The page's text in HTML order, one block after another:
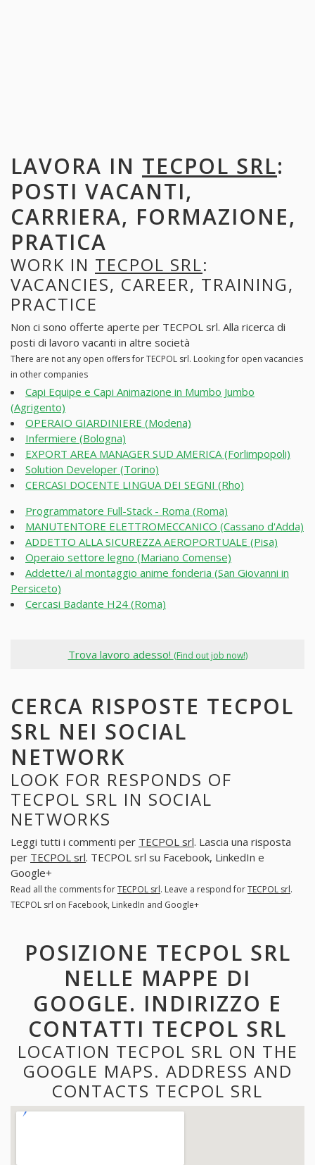
LAVORA IN TECPOL SRL:
POSTI VACANTI,
CARRIERA, FORMAZIONE,
PRATICA
WORK IN TECPOL SRL:
VACANCIES, CAREER, TRAINING,
PRACTICE
Non ci sono offerte aperte per TECPOL srl. Alla ricerca di
posti di lavoro vacanti in altre società
There are not any open offers for TECPOL srl. Looking for open vacancies
in other companies
Capi Equipe e Capi Animazione in Mumbo Jumbo
(Agrigento)
OPERAIO GIARDINIERE (Modena)
Infermiere (Bologna)
EXPORT AREA MANAGER SUD AMERICA (Forlimpopoli)
Solution Developer (Torino)
CERCASI DOCENTE LINGUA DEI SEGNI (Rho)
Programmatore Full-Stack - Roma (Roma)
MANUTENTORE ELETTROMECCANICO (Cassano d'Adda)
ADDETTO ALLA SICUREZZA AEROPORTUALE (Pisa)
Operaio settore legno (Mariano Comense)
Addette/i al montaggio anime fonderia (San Giovanni in
Persiceto)
Cercasi Badante H24 (Roma)
Trova lavoro adesso! (Find out job now!)
CERCA RISPOSTE TECPOL
SRL NEI SOCIAL
NETWORK
LOOK FOR RESPONDS OF
TECPOL SRL IN SOCIAL
NETWORKS
Leggi tutti i commenti per TECPOL srl. Lascia una risposta
per TECPOL srl. TECPOL srl su Facebook, LinkedIn e
Google+
Read all the comments forTECPOL srl. Leave a respond forTECPOL srl.
TECPOL srl on Facebook, LinkedIn and Google+
POSIZIONE TECPOL SRL
NELLE MAPPE DI
GOOGLE. INDIRIZZO E
CONTATTI TECPOL SRL
LOCATION TECPOL SRL ON THE
GOOGLE MAPS. ADDRESS AND
CONTACTS TECPOL SRL